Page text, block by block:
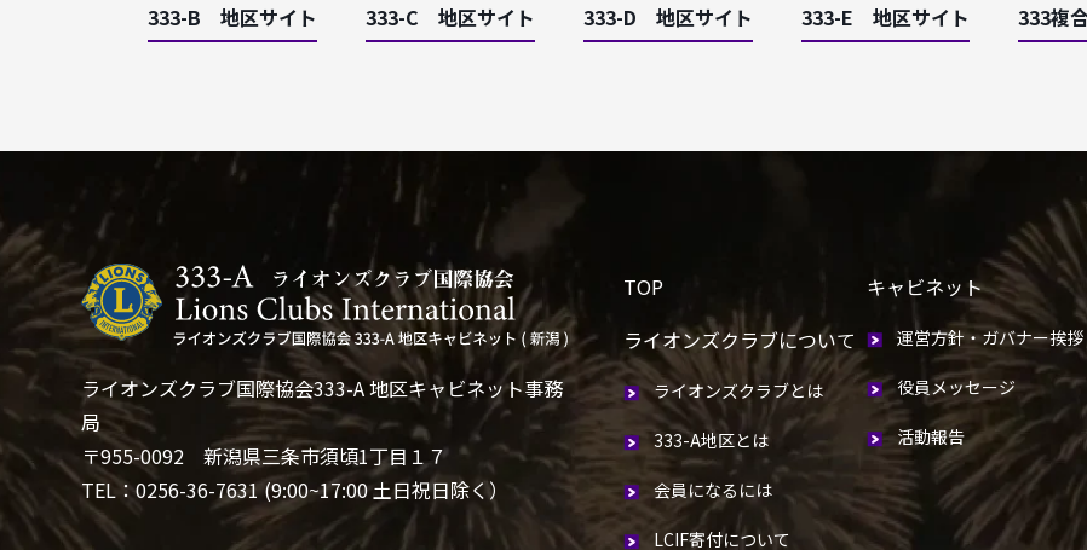
333-B 地区サイト 333-C 地区サイト 333-D 地区サイト 333-E 地区サイト 333複
ライオンズクラブ国際協会333-A 地区キャビネット事務
局
〒955-0092 新潟県三条市須頃1丁目１７
TEL：0256-36-7631 (9:00~17:00 土日祝日除く）
TOP
ライオンズクラブについて
ライオンズクラブとは
333-A地区とは
会員になるには
LCIF寄付について
キャビネット
運営方針・ガバナー挨拶
役員メッセージ
活動報告